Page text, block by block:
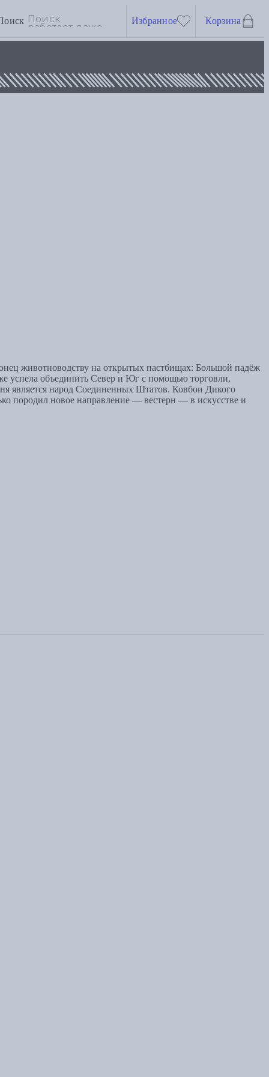
Избранное Корзина
животноводству на открытых пастбищах: Большой падёж
успела объединить Север и Юг с помощью торговли,
является народ Соединенных Штатов. Ковбои Дикого
породил новое направление — вестерн — в искусстве и